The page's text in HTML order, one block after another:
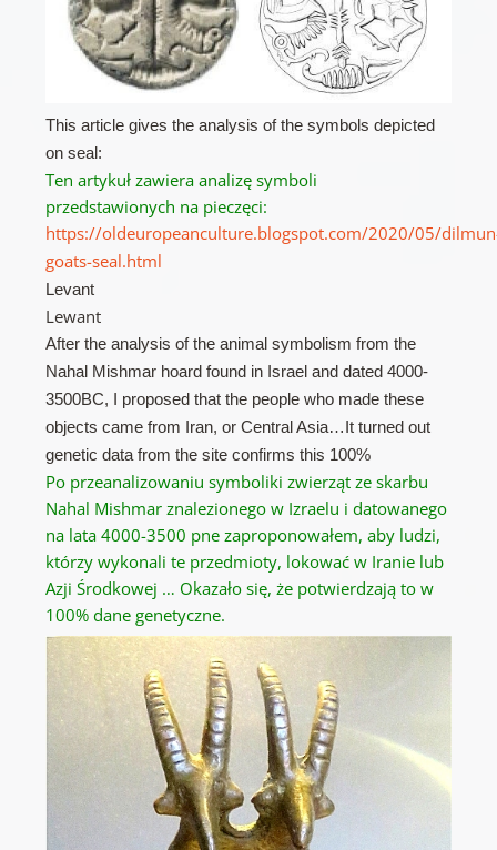
This article gives the analysis of the symbols depicted
on seal:
Ten artykuł zawiera analizę symboli
przedstawionych na pieczęci:
https://oldeuropeanculture.blogspot.com/2020/05/
goats-seal.html
Levant
Lewant
After the analysis of the animal symbolism from the
Nahal Mishmar hoard found in Israel and dated 4000-
3500BC, I proposed that the people who made these
objects came from Iran, or Central Asia…It turned out
genetic data from the site confirms this 100%
Po przeanalizowaniu symboliki zwierząt ze skarbu
Nahal Mishmar znalezionego w Izraelu i datowanego
na lata 4000-3500 pne zaproponowałem, aby ludzi,
którzy wykonali te przedmioty, lokować w Iranie lub
Azji Środkowej … Okazało się, że potwierdzają to w
100% dane genetyczne.